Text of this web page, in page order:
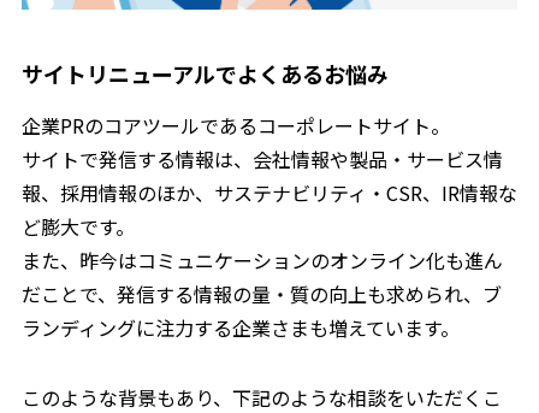
サイトリニューアルでよくあるお悩み
企業PRのコアツールであるコーポレートサイト。
サイトで発信する情報は、会社情報や製品・サービス情
報、採用情報のほか、サステナビリティ・CSR、IR情報な
ど膨大です。
また、昨今はコミュニケーションのオンライン化も進ん
だことで、発信する情報の量・質の向上も求められ、ブ
ランディングに注力する企業さまも増えています。
このような背景もあり、下記のような相談をいただくこ